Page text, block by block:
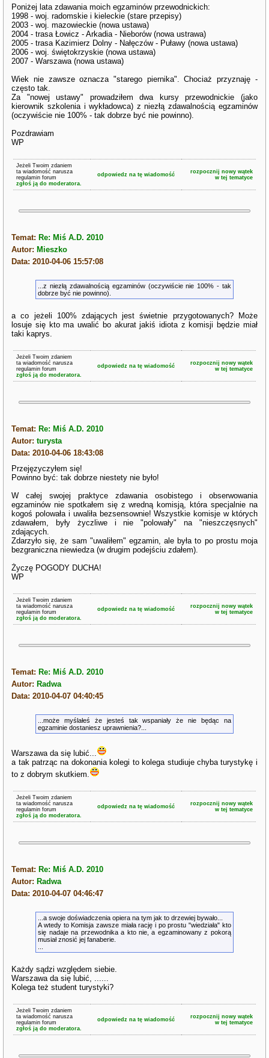
Poniżej lata zdawania moich egzaminów przewodnickich:
1998 - woj. radomskie i kieleckie (stare przepisy)
2003 - woj. mazowieckie (nowa ustawa)
2004 - trasa Łowicz - Arkadia - Nieborów (nowa ustrawa)
2005 - trasa Kazimierz Dolny - Nałęczów - Puławy (nowa ustawa)
2006 - woj. świętokrzyskie (nowa ustawa)
2007 - Warszawa (nowa ustawa)
Wiek nie zawsze oznacza "starego piernika". Chociaż przyznaję -
często tak.
Za "nowej ustawy" prowadziłem dwa kursy przewodnickie (jako
kierownik szkolenia i wykładowca) z niezłą zdawalnością egzaminów
(oczywiście nie 100% - tak dobrze być nie powinno).
Pozdrawiam
WP
Jeżeli Twoim zdaniem
ta wiadomość narusza
regulamin forum
zgłoś ją do moderatora.
odpowiedz na tę wiadomość
rozpocznij nowy wątek
w tej tematyce
Temat: Re: Miś A.D. 2010
Autor: Mieszko
Data: 2010-04-06 15:57:08
...z niezłą zdawalnością egzaminów (oczywiście nie 100% - tak
dobrze być nie powinno).
a co jeżeli 100% zdających jest świetnie przygotowanych? Może
losuje się kto ma uwalić bo akurat jakiś idiota z komisji będzie miał
taki kaprys.
Jeżeli Twoim zdaniem
ta wiadomość narusza
regulamin forum
zgłoś ją do moderatora.
odpowiedz na tę wiadomość
rozpocznij nowy wątek
w tej tematyce
Temat: Re: Miś A.D. 2010
Autor:turysta
Data: 2010-04-06 18:43:08
Przejęzyczyłem się!
Powinno być: tak dobrze niestety nie było!
W całej swojej praktyce zdawania osobistego i obserwowania
egzaminów nie spotkałem się z wredną komisją, która specjalnie na
kogoś polowała i uwaliła bezsensownie! Wszystkie komisje w których
zdawałem, były życzliwe i nie "polowały" na "nieszczęsnych"
zdających.
Zdarzyło się, że sam "uwaliłem" egzamin, ale była to po prostu moja
bezgraniczna niewiedza (w drugim podejściu zdałem).
Życzę POGODY DUCHA!
WP
Jeżeli Twoim zdaniem
ta wiadomość narusza
regulamin forum
zgłoś ją do moderatora.
odpowiedz na tę wiadomość
rozpocznij nowy wątek
w tej tematyce
Temat: Re: Miś A.D. 2010
Autor: Radwa
Data: 2010-04-07 04:40:45
...może myślałeś że jesteś tak wspaniały że nie będąc na
egzaminie dostaniesz uprawnienia?...
Warszawa da się lubić...
a tak patrząc na dokonania kolegi to kolega studiuje chyba turystykę i
to z dobrym skutkiem.
Jeżeli Twoim zdaniem
ta wiadomość narusza
regulamin forum
zgłoś ją do moderatora.
odpowiedz na tę wiadomość
rozpocznij nowy wątek
w tej tematyce
Temat: Re: Miś A.D. 2010
Autor: Radwa
Data: 2010-04-07 04:46:47
...a swoje doświadczenia opiera na tym jak to drzewiej bywało...
A wtedy to Komisja zawsze miała rację i po prostu "wiedziała" kto
się nadaje na przewodnika a kto nie, a egzaminowany z pokorą
musiał znosić jej fanaberie.
Każdy sądzi względem siebie.
Warszawa da się lubić, ......
Kolega też student turystyki?
Jeżeli Twoim zdaniem
ta wiadomość narusza
regulamin forum
zgłoś ją do moderatora.
odpowiedz na tę wiadomość
rozpocznij nowy wątek
w tej tematyce